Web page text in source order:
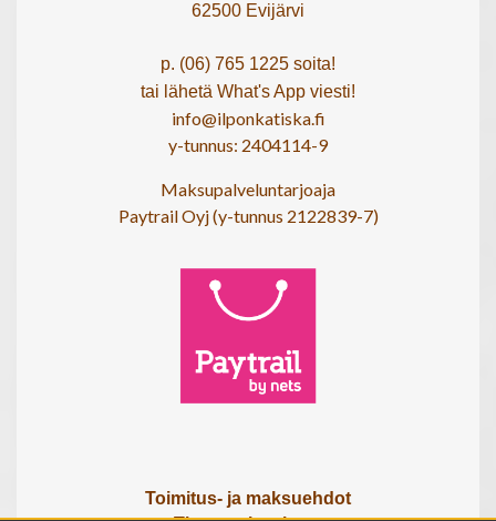
62500 Evijärvi
p. (06) 765 1225 soita!
tai lähetä What's App viesti!
info@ilponkatiska.fi
y-tunnus: 2404114-9
Maksupalveluntarjoaja
Paytrail Oyj (y-tunnus 2122839-7)
Toimitus- ja maksuehdot